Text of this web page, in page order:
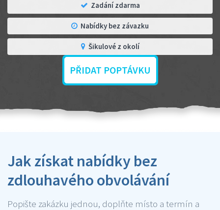
Zadání zdarma
Nabídky bez závazku
Šikulové z okolí
PŘIDAT POPTÁVKU
Jak získat nabídky bez
zdlouhavého obvolávání
Popište zakázku jednou, doplňte místo a termín a